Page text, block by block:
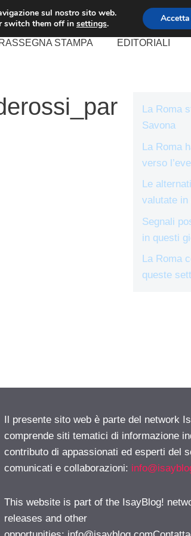
RASSEGNA STAMPA EDITORIALI
La Roma
Savona
La Roma
verso
Le
valutate in
Segnali
in questi
La Roma
queste
Il presente sito web è parte del network
comprende siti tematici di informazione
contributo di appassionati ed esperti del
comunicati e collaborazioni:
This website is part of the IsayBlog!
releases and other
sul nostro sito web.
switch them off in settings. Accetta